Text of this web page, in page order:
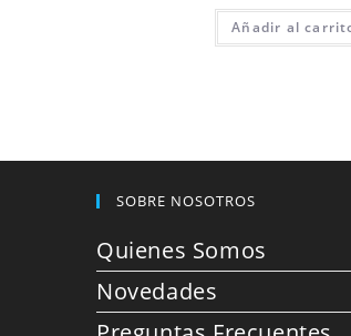
Añadir al
SOBRE NOSOTROS
Quienes Somos
Novedades